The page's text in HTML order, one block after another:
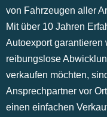
von Fahrzeugen aller
Mit über 10 Jahren
Autoexport garantieren
reibungslose
verkaufen möchten,
Ansprechpartner vor
einen einfachen